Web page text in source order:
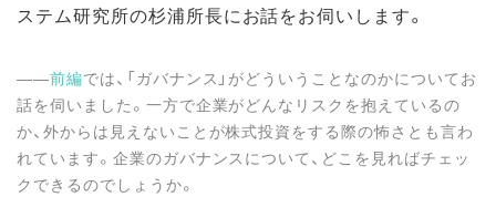
ステム研究所の杉浦所長にお話をお伺いします。
――前編では、「ガバナンス」がどういうことなのかについてお
話を伺いました。一方で企業がどんなリスクを抱えているの
か、外からは見えないことが株式投資をする際の怖さとも言わ
れています。企業のガバナンスについて、どこを見ればチェッ
クできるのでしょうか。